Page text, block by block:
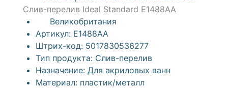
Слив-перелив Ideal Standard E1488AA
Великобритания
Артикул: E1488AA
Штрих-код: 5017830536277
Тип продукта: Слив-перелив
Назначение: Для акриловых ванн
Материал: пластик/металл